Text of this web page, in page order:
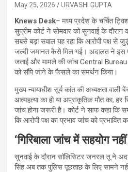
May 25, 2026 URVASHI GUPTA
Knews Desk– मध्य प्रदेश के चर्चित
सुप्रीम कोर्ट ने सोमवार को सुनवाई के
सबसे बड़ा सवाल यह रहा कि आरोपी पक्ष से
जल्दी जमानत कैसे मिल गई। अदालत ने इस
जताई और मामले की जांच Central
को सौंपे जाने के फैसले का समर्थन किया।
मुख्य न्यायाधीश सू्र्य कांत की अध्यक्षता वाली
आत्महत्या का हो या अप्राकृतिक मौत का, हर
जांच होना जरूरी है। कोर्ट ने साफ कहा कि
कि आरोपी पक्ष का प्रभाव जांच को प्रभावित
‘गिरिबाला जांच में सहयोग
सुनवाई के दौरान सॉलिसिटर जनरल तू ने
सिंह अब तक पुलिस पूछताछ के लिए सामने